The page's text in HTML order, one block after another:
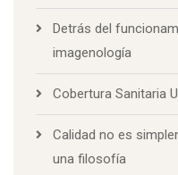
Detrás del
imagenología
Cobertura Sanitaria
Calidad no es
una filosofía